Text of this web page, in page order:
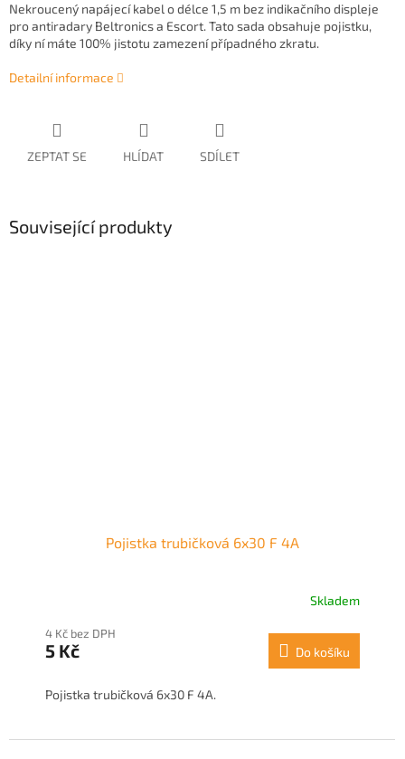
Nekroucený napájecí kabel o délce 1,5 m bez indikačního displeje
pro antiradary Beltronics a Escort. Tato sada obsahuje pojistku,
díky ní máte 100% jistotu zamezení případného zkratu.
Detailní informace
ZEPTAT SE HLÍDAT SDÍLET
Související produkty
Pojistka trubičková 6x30 F 4A
Skladem
4 Kč bez DPH
5 Kč Do košíku
Pojistka trubičková 6x30 F 4A.